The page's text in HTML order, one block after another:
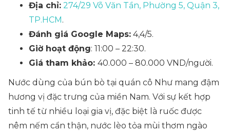
Địa chỉ: 274/29 Võ Văn Tần, Phường 5, Quận 3,
TP.HCM.
Đánh giá Google Maps: 4,4/5.
Giờ hoạt động: 11:00 – 22:30.
Giá tham khảo: 40.000 – 80.000 VND/người.
Nước dùng của bún bò tại quán cô Như mang đậm
hương vị đặc trưng của miền Nam. Với sự kết hợp
tinh tế từ nhiều loại gia vị, đặc biệt là ruốc được
nêm nếm cẩn thận, nước lèo tỏa mùi thơm ngào